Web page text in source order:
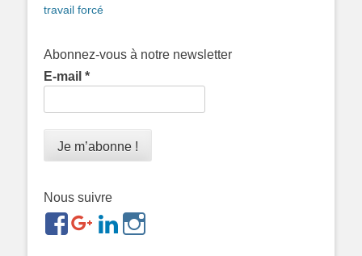
travail forcé
Abonnez-vous à notre newsletter
E-mail *
Nous suivre
https://www.facebook.com/groups/
ref=br_rs
https://plus.google.com/b/
https://www.linkedin.com/in/gigi-
bonin-